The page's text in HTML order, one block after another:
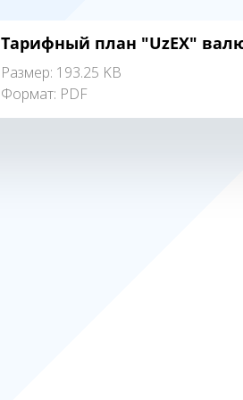
Тарифный план "UzEX"
Размер: 193.25 KB
Формат: PDF